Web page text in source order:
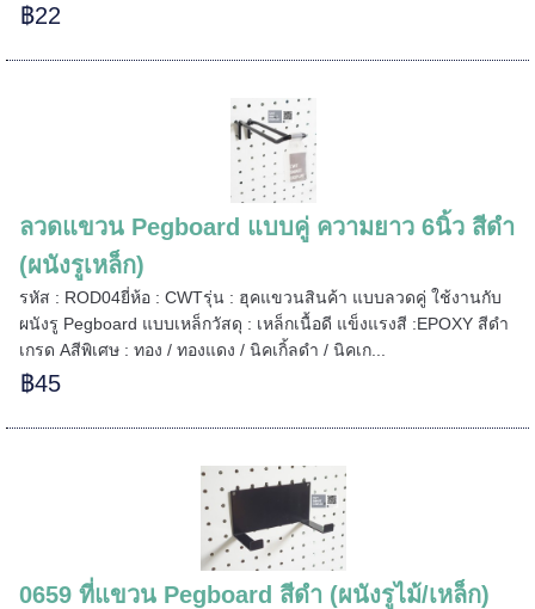
฿22
ลวดแขวน Pegboard แบบคู่ ความยาว 6นิ้ว สีดำ
(ผนังรูเหล็ก)
รหัส : ROD04ยี่ห้อ : CWTรุ่น : ฮุคแขวนสินค้า แบบลวดคู่ ใช้งานกับ
ผนังรู Pegboard แบบเหล็กวัสดุ : เหล็กเนื้อดี แข็งแรงสี :EPOXY สีดำ
เกรด Aสีพิเศษ : ทอง / ทองแดง / นิคเกิ้ลดำ / นิคเก...
฿45
0659 ที่แขวน Pegboard สีดำ (ผนังรูไม้/เหล็ก)